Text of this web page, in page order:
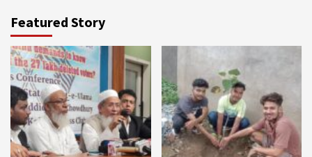
4
Editor Picks
पुरस्कार 2026’ का किया आयोजन
5
Breaking News Editor Picks Featured Story
Trending Story
श्री रतनगढ़ बालाजी महाराज का 22वां अमृत महोत्सव श्रद्धा व
भक्ति के साथ संपन्न
Featured Story